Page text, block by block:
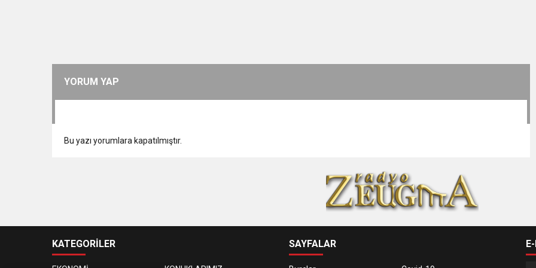
YORUM YAP
Bu yazı yorumlara kapatılmıştır.
KATEGORİLER SAYFALAR